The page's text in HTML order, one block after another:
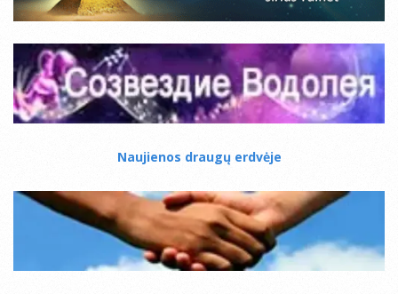
Naujienos draugų erdvėje